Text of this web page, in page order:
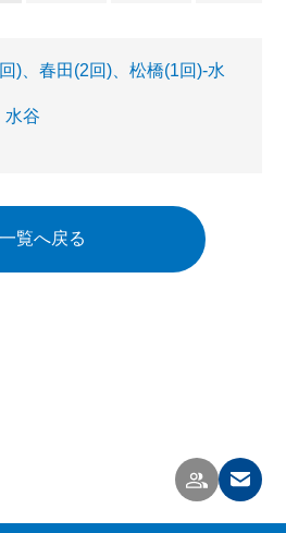
)、春田(2回)、松橋(1回)-水
水谷
一覧へ戻る